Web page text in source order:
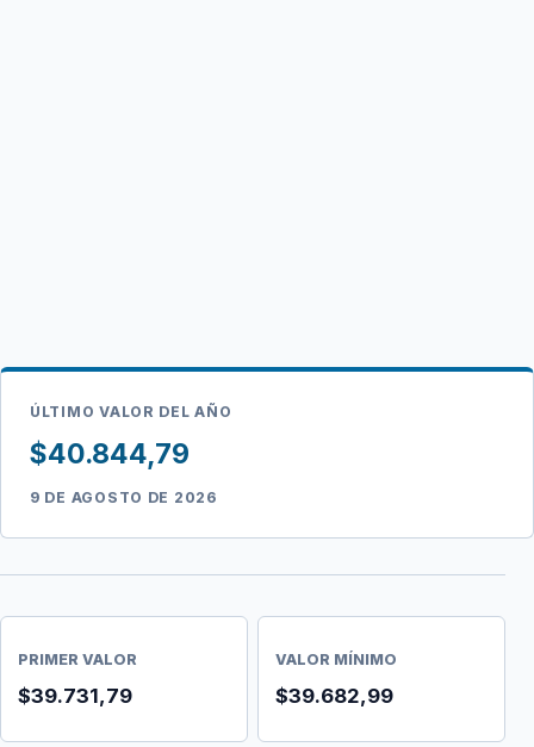
ÚLTIMO VALOR DEL AÑO
$40.844,79
9 DE AGOSTO DE 2026
PRIMER VALOR
$39.731,79
VALOR MÍNIMO
$39.682,99